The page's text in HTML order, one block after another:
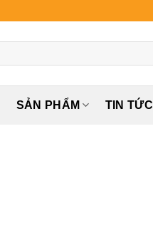
SẢN PHẨM TIN TỨC